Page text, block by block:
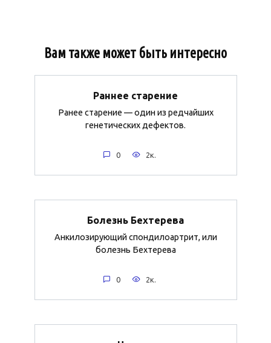
Вам также может быть интересно
Раннее старение
Ранее старение — один из редчайших
генетических дефектов.
0 2к.
Болезнь Бехтерева
Анкилозирующий спондилоартрит, или
болезнь Бехтерева
0 2к.